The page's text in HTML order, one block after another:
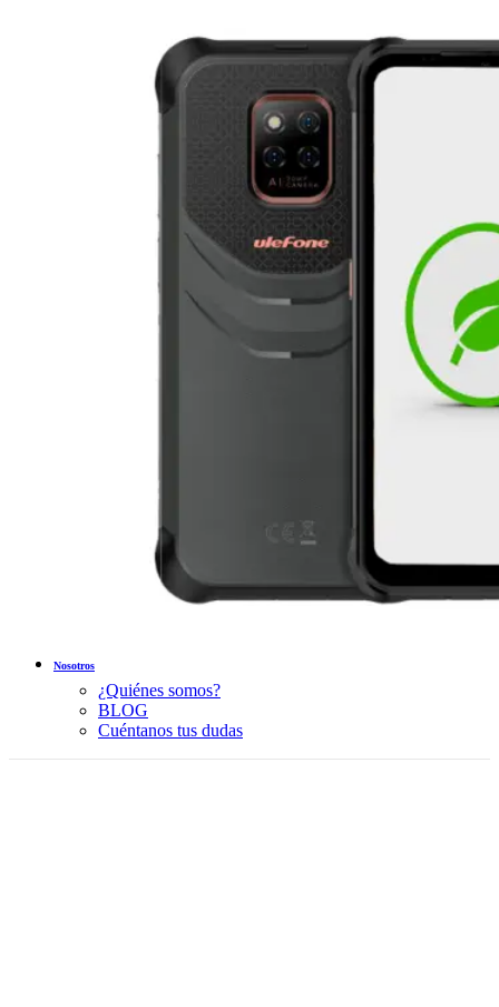
Nosotros
¿Quiénes somos?
BLOG
Cuéntanos tus dudas